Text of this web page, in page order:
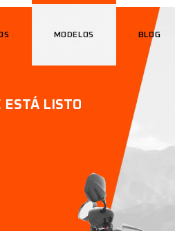
MODELOS BLOG
ESTÁ LISTO